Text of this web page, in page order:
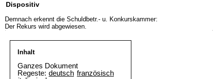
Dispositiv
Demnach erkennt die Schuldbetr.- u. Konkurskammer:
Der Rekurs wird abgewiesen.
Inhalt
Ganzes Dokument
Regeste: deutsch französisch